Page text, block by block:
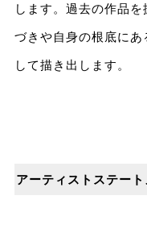
します。過去の作品
づきや自身の根底に
して描き出します。
アーティストステート